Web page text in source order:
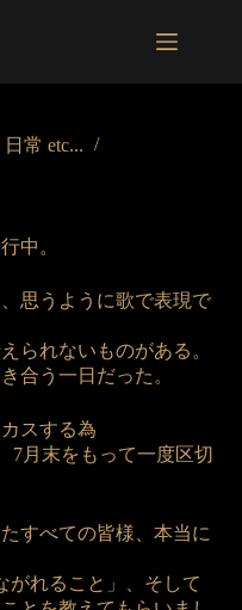
日常 etc...
中。
思うように歌で表現で
られないものがある。
合う一日だった。
スする為
7月末をもって一度区切
すべての皆様、本当に
がれること」、そして